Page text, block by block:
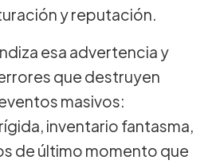
y reputación.
esa advertencia y
que destruyen
masivos:
inventario fantasma,
de último momento que